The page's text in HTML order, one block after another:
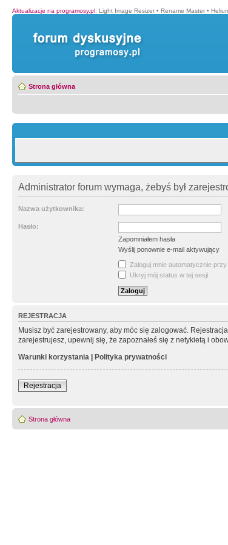
Aktualizacje na programosy.pl: Light Image Resizer • Rename Master •
Strona główna
Administrator forum wymaga, żebyś był
Nazwa użytkownika:
Hasło:
Zapomniałem hasła
Wyślij ponownie e-mail aktywujący
Zaloguj mnie automatycznie
Ukryj mój status w tej sesji
REJESTRACJA
Musisz być zarejestrowany, aby móc się zalogować.
zarejestrujesz, upewnij się, że zapoznałeś się z netykietą i
Warunki korzystania | Polityka prywatności
Rejestracja
Strona główna